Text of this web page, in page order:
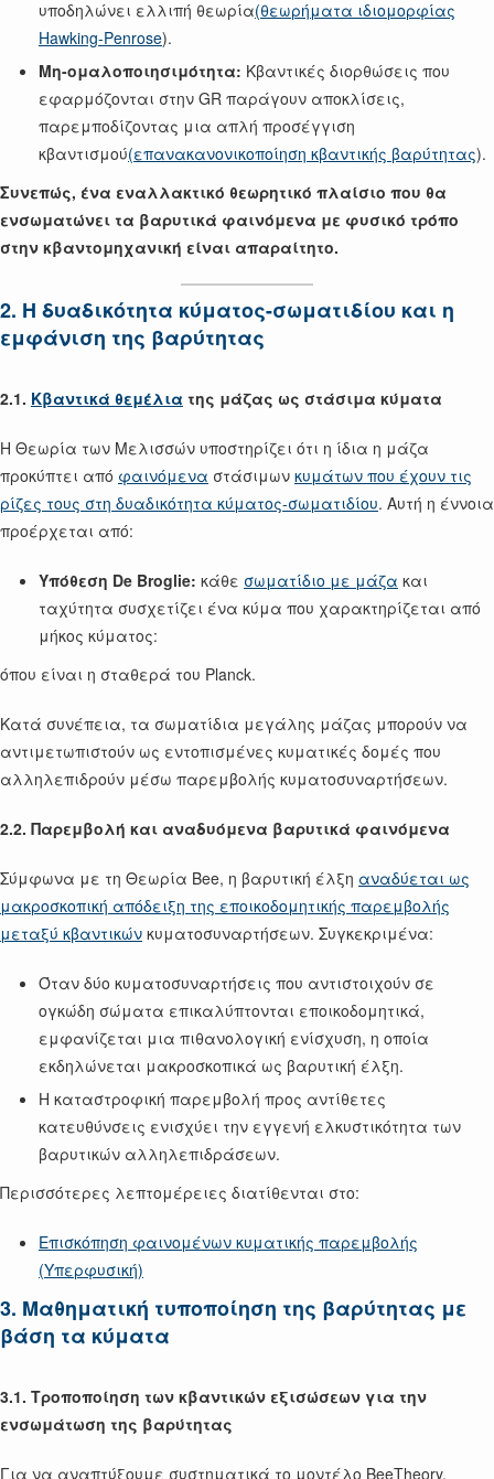
υποδηλώνει ελλιπή θεωρία(θεωρήματα ιδιομορφίας
Hawking-Penrose).
Μη-ομαλοποιησιμότητα: Κβαντικές διορθώσεις που
εφαρμόζονται στην GR παράγουν αποκλίσεις,
παρεμποδίζοντας μια απλή προσέγγιση
κβαντισμού(επανακανονικοποίηση κβαντικής βαρύτητας).
Συνεπώς, ένα εναλλακτικό θεωρητικό πλαίσιο που θα
ενσωματώνει τα βαρυτικά φαινόμενα με φυσικό τρόπο
στην κβαντομηχανική είναι απαραίτητο.
2. Η δυαδικότητα κύματος-σωματιδίου και η
εμφάνιση της βαρύτητας
2.1. Κβαντικά θεμέλια της μάζας ως στάσιμα κύματα
Η Θεωρία των Μελισσών υποστηρίζει ότι η ίδια η μάζα
προκύπτει από φαινόμενα στάσιμων κυμάτων που έχουν τις
ρίζες τους στη δυαδικότητα κύματος-σωματιδίου. Αυτή η έννοια
προέρχεται από:
Υπόθεση De Broglie: κάθε σωματίδιο με μάζα και
ταχύτητα συσχετίζει ένα κύμα που χαρακτηρίζεται από
μήκος κύματος:
όπου είναι η σταθερά του Planck.
Κατά συνέπεια, τα σωματίδια μεγάλης μάζας μπορούν να
αντιμετωπιστούν ως εντοπισμένες κυματικές δομές που
αλληλεπιδρούν μέσω παρεμβολής κυματοσυναρτήσεων.
2.2. Παρεμβολή και αναδυόμενα βαρυτικά φαινόμενα
Σύμφωνα με τη Θεωρία Bee, η βαρυτική έλξη αναδύεται ως
μακροσκοπική απόδειξη της εποικοδομητικής παρεμβολής
μεταξύ κβαντικών κυματοσυναρτήσεων. Συγκεκριμένα:
Όταν δύο κυματοσυναρτήσεις που αντιστοιχούν σε
ογκώδη σώματα επικαλύπτονται εποικοδομητικά,
εμφανίζεται μια πιθανολογική ενίσχυση, η οποία
εκδηλώνεται μακροσκοπικά ως βαρυτική έλξη.
Η καταστροφική παρεμβολή προς αντίθετες
κατευθύνσεις ενισχύει την εγγενή ελκυστικότητα των
βαρυτικών αλληλεπιδράσεων.
Περισσότερες λεπτομέρειες διατίθενται στο:
Επισκόπηση φαινομένων κυματικής παρεμβολής
(Υπερφυσική)
3. Μαθηματική τυποποίηση της βαρύτητας με
βάση τα κύματα
3.1. Τροποποίηση των κβαντικών εξισώσεων για την
ενσωμάτωση της βαρύτητας
Για να αναπτύξουμε συστηματικά το μοντέλο BeeTheory,